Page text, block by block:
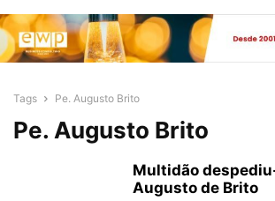
Tags Pe. Augusto Brito
Pe. Augusto Brito
Multidão
Augusto de Brito